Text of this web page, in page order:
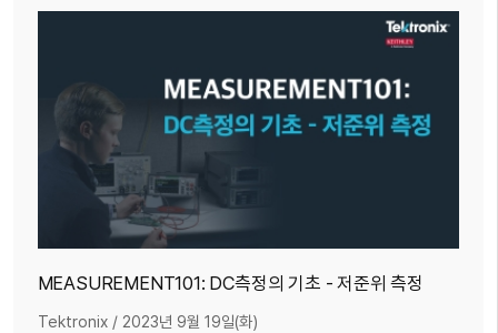
MEASUREMENT101: DC측정의 기초 - 저준위 측정
Tektronix/ 2023년 9월 19일(화)